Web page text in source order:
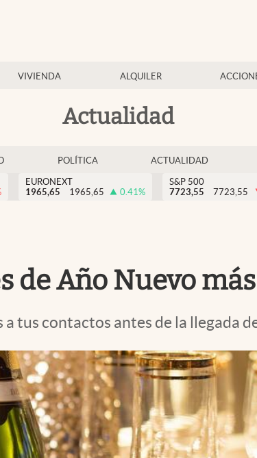
VIVIENDA ALQUILER
Actualidad
POLÍTICA ACTUALIDAD
EURONEXT
1965,65
1965,65 0.41%
S&P 500
7723,55
7723,55
de Año Nuevo
tus contactos antes de la llegada